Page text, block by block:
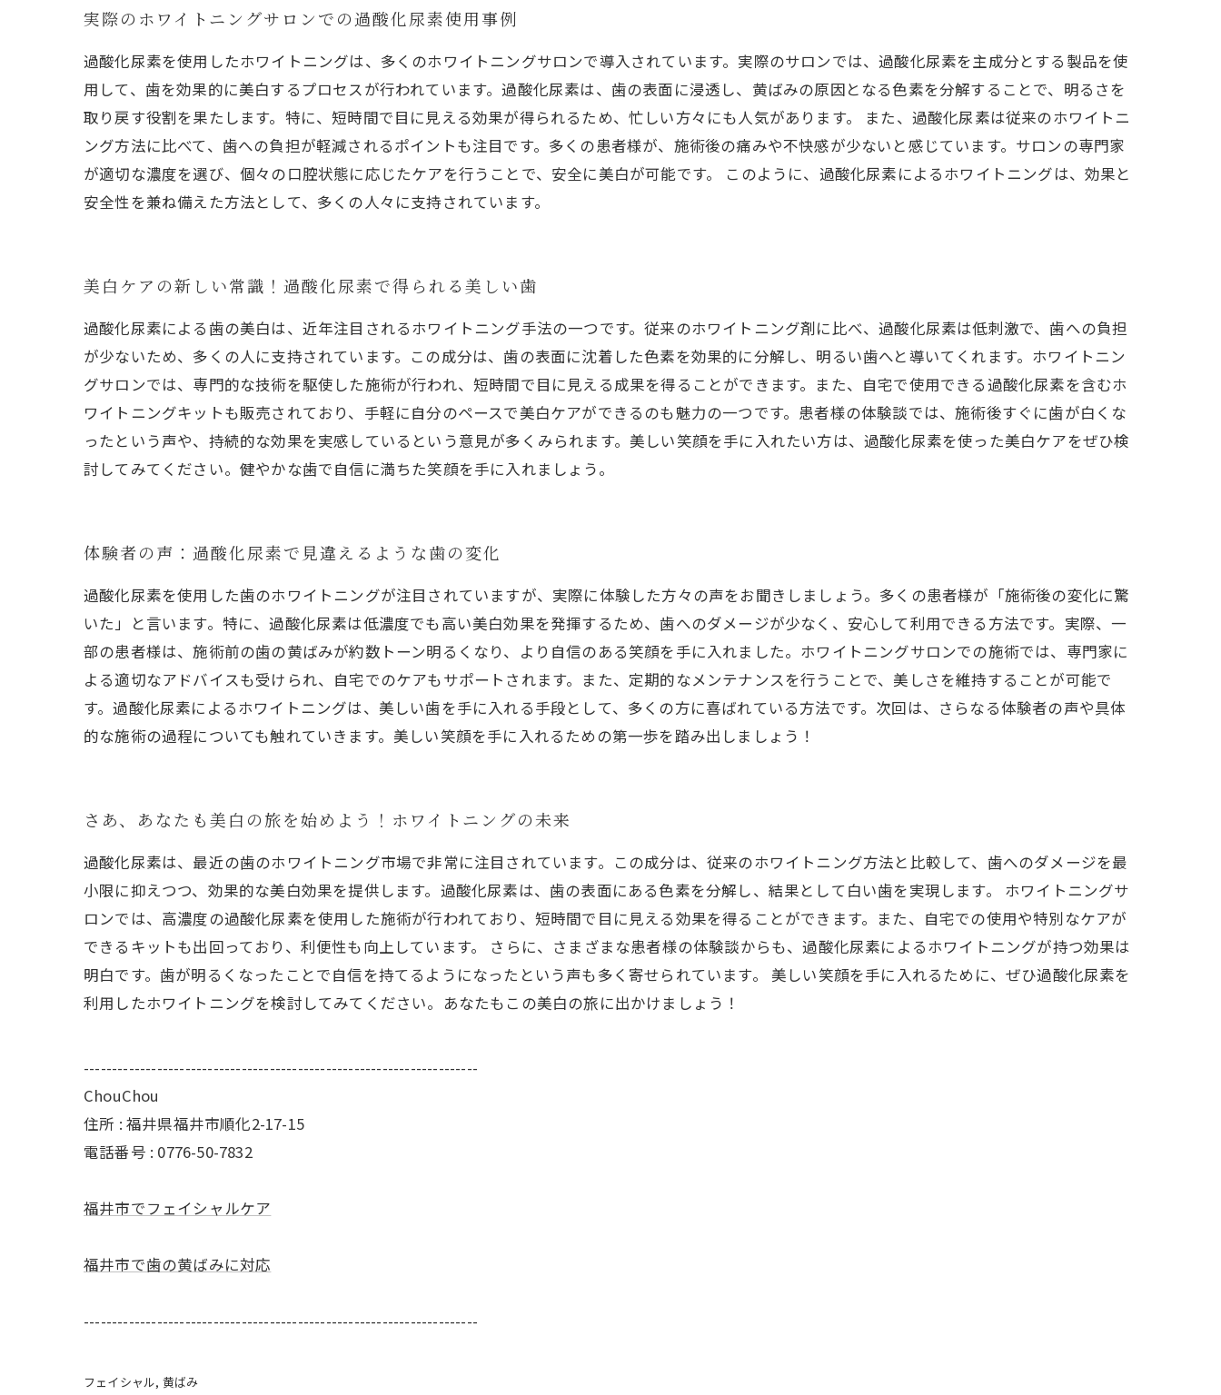
実際のホワイトニングサロンでの過酸化尿素使用事例
過酸化尿素を使用したホワイトニングは、多くのホワイトニングサロンで導入されています。実際のサロンでは、過酸化尿素を主成分とする製品を使
用して、歯を効果的に美白するプロセスが行われています。過酸化尿素は、歯の表面に浸透し、黄ばみの原因となる色素を分解することで、明るさを
取り戻す役割を果たします。特に、短時間で目に見える効果が得られるため、忙しい方々にも人気があります。 また、過酸化尿素は従来のホワイトニ
ング方法に比べて、歯への負担が軽減されるポイントも注目です。多くの患者様が、施術後の痛みや不快感が少ないと感じています。サロンの専門家
が適切な濃度を選び、個々の口腔状態に応じたケアを行うことで、安全に美白が可能です。 このように、過酸化尿素によるホワイトニングは、効果と
安全性を兼ね備えた方法として、多くの人々に支持されています。
美白ケアの新しい常識！過酸化尿素で得られる美しい歯
過酸化尿素による歯の美白は、近年注目されるホワイトニング手法の一つです。従来のホワイトニング剤に比べ、過酸化尿素は低刺激で、歯への負担
が少ないため、多くの人に支持されています。この成分は、歯の表面に沈着した色素を効果的に分解し、明るい歯へと導いてくれます。ホワイトニン
グサロンでは、専門的な技術を駆使した施術が行われ、短時間で目に見える成果を得ることができます。また、自宅で使用できる過酸化尿素を含むホ
ワイトニングキットも販売されており、手軽に自分のペースで美白ケアができるのも魅力の一つです。患者様の体験談では、施術後すぐに歯が白くな
ったという声や、持続的な効果を実感しているという意見が多くみられます。美しい笑顔を手に入れたい方は、過酸化尿素を使った美白ケアをぜひ検
討してみてください。健やかな歯で自信に満ちた笑顔を手に入れましょう。
体験者の声：過酸化尿素で見違えるような歯の変化
過酸化尿素を使用した歯のホワイトニングが注目されていますが、実際に体験した方々の声をお聞きしましょう。多くの患者様が「施術後の変化に驚
いた」と言います。特に、過酸化尿素は低濃度でも高い美白効果を発揮するため、歯へのダメージが少なく、安心して利用できる方法です。実際、一
部の患者様は、施術前の歯の黄ばみが約数トーン明るくなり、より自信のある笑顔を手に入れました。ホワイトニングサロンでの施術では、専門家に
よる適切なアドバイスも受けられ、自宅でのケアもサポートされます。また、定期的なメンテナンスを行うことで、美しさを維持することが可能で
す。過酸化尿素によるホワイトニングは、美しい歯を手に入れる手段として、多くの方に喜ばれている方法です。次回は、さらなる体験者の声や具体
的な施術の過程についても触れていきます。美しい笑顔を手に入れるための第一歩を踏み出しましょう！
さあ、あなたも美白の旅を始めよう！ホワイトニングの未来
過酸化尿素は、最近の歯のホワイトニング市場で非常に注目されています。この成分は、従来のホワイトニング方法と比較して、歯へのダメージを最
小限に抑えつつ、効果的な美白効果を提供します。過酸化尿素は、歯の表面にある色素を分解し、結果として白い歯を実現します。 ホワイトニングサ
ロンでは、高濃度の過酸化尿素を使用した施術が行われており、短時間で目に見える効果を得ることができます。また、自宅での使用や特別なケアが
できるキットも出回っており、利便性も向上しています。 さらに、さまざまな患者様の体験談からも、過酸化尿素によるホワイトニングが持つ効果は
明白です。歯が明るくなったことで自信を持てるようになったという声も多く寄せられています。 美しい笑顔を手に入れるために、ぜひ過酸化尿素を
利用したホワイトニングを検討してみてください。あなたもこの美白の旅に出かけましょう！
----------------------------------------------------------------------
ChouChou
住所 : 福井県福井市順化2-17-15
電話番号 : 0776-50-7832
福井市でフェイシャルケア
福井市で歯の黄ばみに対応
----------------------------------------------------------------------
フェイシャル 黄ばみ